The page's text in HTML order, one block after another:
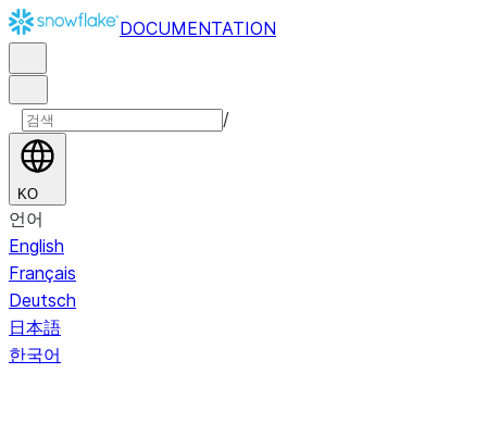
DOCUMENTATION
/
KO
언어
English
Français
Deutsch
日本語
한국어